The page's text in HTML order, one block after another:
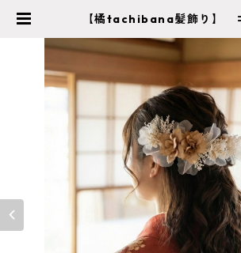
【橘tachibana髪飾り】
式 ヘアドレス ヘアパー
ザーブドフラワー ドライ
ー k-0017 | cocorofleur
フルール 【成人式 卒業式
式】特別な日のヘッドアク
ー・ブーケショップ